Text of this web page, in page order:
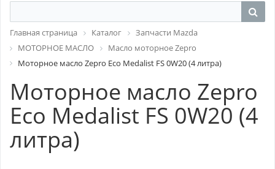
Главная страница Каталог
Запчасти Mazda
МОТОРНОЕ МАСЛО
Масло моторное Zepro
Моторное масло Zepro Eco Medalist FS 0W20 (4 литра)
Моторное масло Zepro
Eco Medalist FS 0W20 (4
литра)